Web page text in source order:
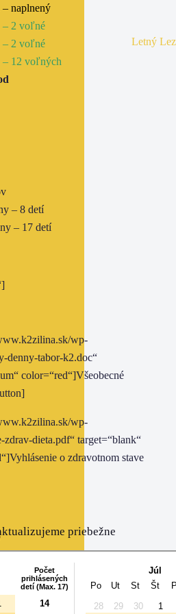
naplnený
– 2 voľné
– 2 voľné
– 12 voľných
– 8 detí
– 17 detí
wp-
denny-tabor-k2.doc“
color=“red“]Všeobecné
wp-
zdrav-dieta.pdf“ target=“blank“
o zdravotnom stave
priebežne